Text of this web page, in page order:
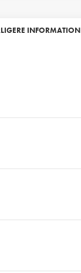
INFORMATION